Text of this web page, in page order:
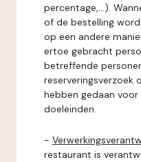
percentage,...).
of de bestelling
op een andere
ertoe gebracht
betreffende
reserveringsverzoek
hebben gedaan
doeleinden.
-
restaurant is